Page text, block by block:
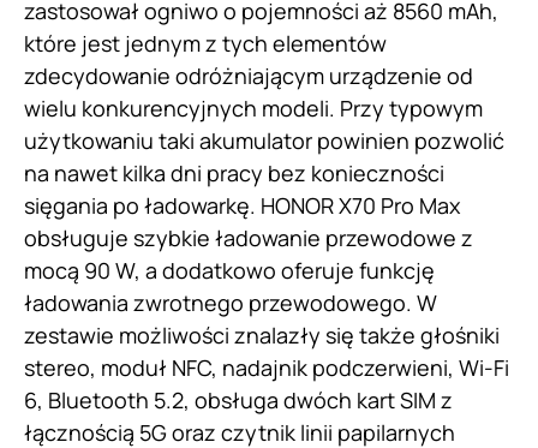
zastosował ogniwo o pojemności aż 8560 mAh,
które jest jednym z tych elementów
zdecydowanie odróżniającym urządzenie od
wielu konkurencyjnych modeli. Przy typowym
użytkowaniu taki akumulator powinien pozwolić
na nawet kilka dni pracy bez konieczności
sięgania po ładowarkę. HONOR X70 Pro Max
obsługuje szybkie ładowanie przewodowe z
mocą 90 W, a dodatkowo oferuje funkcję
ładowania zwrotnego przewodowego. W
zestawie możliwości znalazły się także głośniki
stereo, moduł NFC, nadajnik podczerwieni, Wi-Fi
6, Bluetooth 5.2, obsługa dwóch kart SIM z
łącznością 5G oraz czytnik linii papilarnych